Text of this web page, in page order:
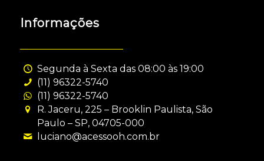
Informações
Segunda à Sexta das 08:00 às 19:00
(11) 96322-5740
(11) 96322-5740
R. Jaceru, 225 – Brooklin Paulista, São
Paulo – SP, 04705-000
luciano@acessooh.com.br